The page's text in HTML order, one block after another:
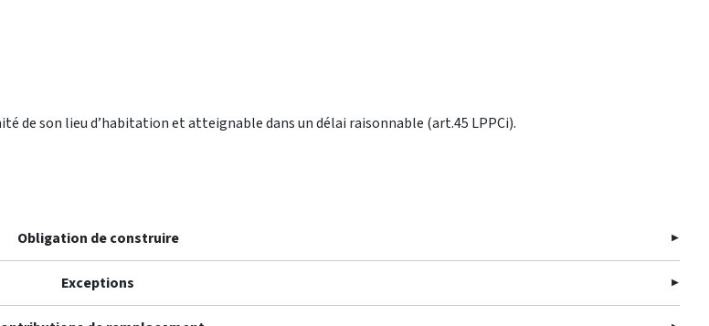
de son lieu d’habitation et atteignable dans un délai raisonnable (art.45 LPPCi).
Obligation de construire
Exceptions